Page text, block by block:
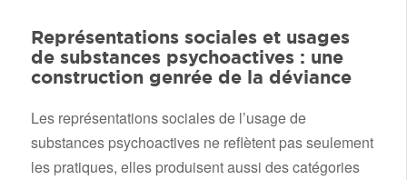
Représentations sociales et usages
de substances psychoactives : une
construction genrée de la déviance
Les représentations sociales de l’usage de
substances psychoactives ne reflètent pas seulement
les pratiques, elles produisent aussi des catégories